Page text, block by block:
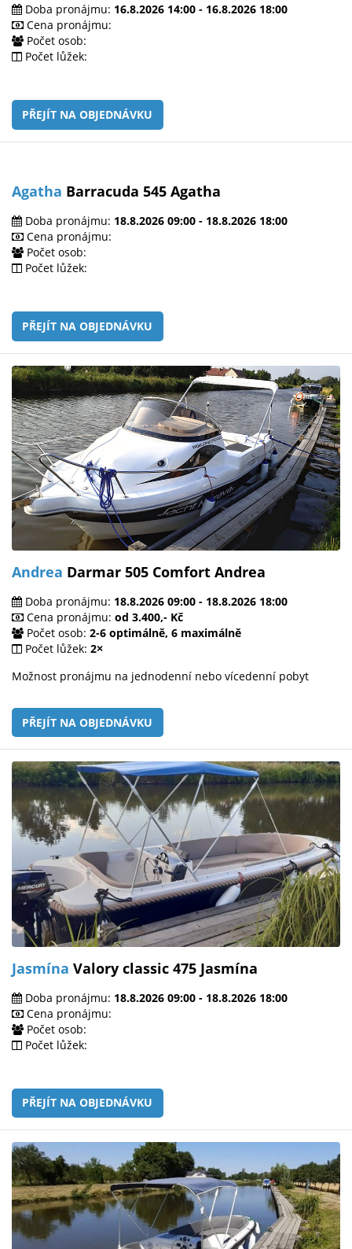
Doba pronájmu: 16.8.2026 14:00 - 16.8.2026 18:00
Cena pronájmu:
Počet osob:
Počet lůžek:
PŘEJÍT NA OBJEDNÁVKU
Agatha Barracuda 545 Agatha
Doba pronájmu: 18.8.2026 09:00 - 18.8.2026 18:00
Cena pronájmu:
Počet osob:
Počet lůžek:
PŘEJÍT NA OBJEDNÁVKU
Andrea Darmar 505 Comfort Andrea
Doba pronájmu: 18.8.2026 09:00 - 18.8.2026 18:00
Cena pronájmu: od 3.400,- Kč
Počet osob: 2-6 optimálně, 6 maximálně
Počet lůžek: 2×
Možnost pronájmu na jednodenní nebo vícedenní pobyt
PŘEJÍT NA OBJEDNÁVKU
Jasmína Valory classic 475 Jasmína
Doba pronájmu: 18.8.2026 09:00 - 18.8.2026 18:00
Cena pronájmu:
Počet osob:
Počet lůžek:
PŘEJÍT NA OBJEDNÁVKU